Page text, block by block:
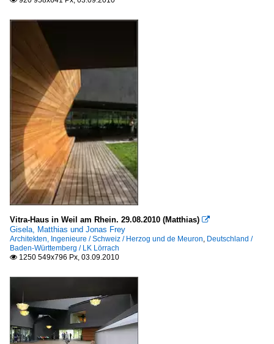
Vitra-Haus in Weil am Rhein. 29.08.2010 (Matthias) 
Gisela, Matthias und Jonas Frey
Architekten, Ingenieure / Schweiz / Herzog und de Meuron Deutschland /
Baden-Württemberg / LK Lörrach
 1250 549x796 Px, 03.09.2010